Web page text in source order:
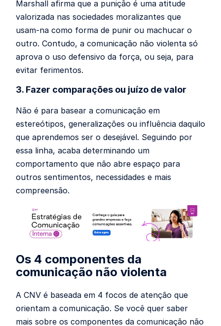
Marshall afirma que a punição é uma atitude
valorizada nas sociedades moralizantes que
usam-na como forma de punir ou machucar o
outro. Contudo, a comunicação não violenta só
aprova o uso defensivo da força, ou seja, para
evitar ferimentos.
3. Fazer comparações ou juízo de valor
Não é para basear a comunicação em
estereótipos, generalizações ou influência daquilo
que aprendemos ser o desejável. Seguindo por
essa linha, acaba determinando um
comportamento que não abre espaço para
outros sentimentos, necessidades e mais
compreensão.
Os 4 componentes da
comunicação não violenta
A CNV é baseada em 4 focos de atenção que
orientam a comunicação. Se você quer saber
mais sobre os componentes da comunicação não